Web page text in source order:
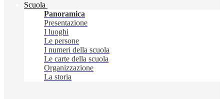
Scuola
Panoramica
Presentazione
I luoghi
Le persone
I numeri della scuola
Le carte della scuola
Organizzazione
La storia